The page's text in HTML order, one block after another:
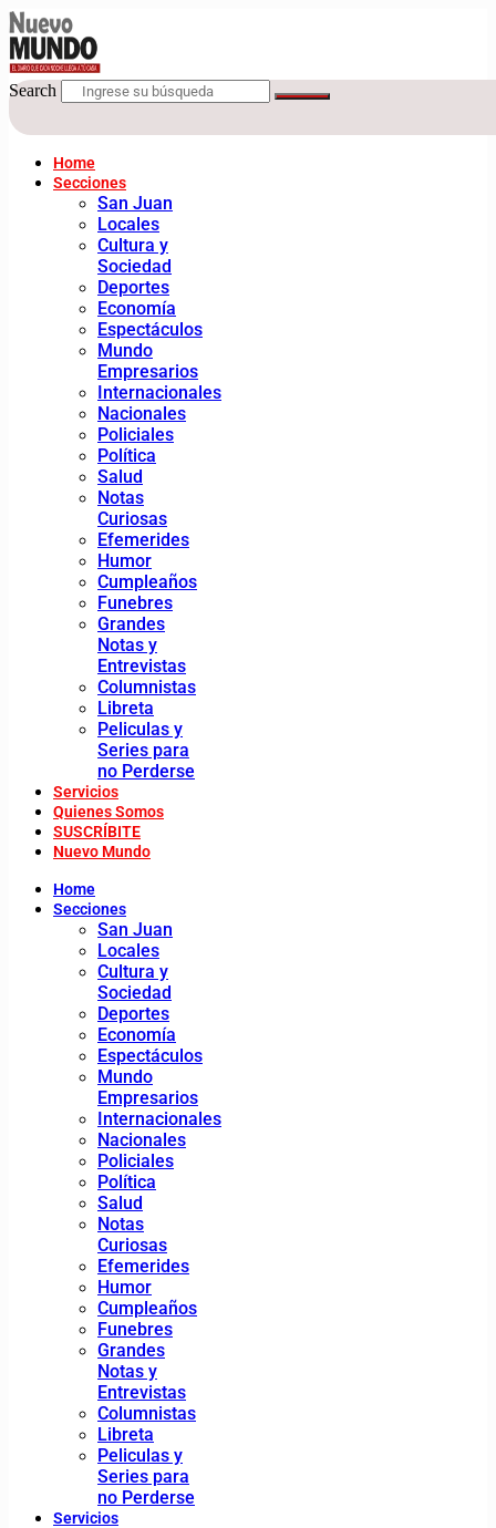
Search
Home
Secciones
San Juan
Locales
Cultura y
Sociedad
Deportes
Economía
Espectáculos
Mundo
Empresarios
Internacionales
Nacionales
Policiales
Política
Salud
Notas
Curiosas
Efemerides
Humor
Cumpleaños
Funebres
Grandes
Notas y
Entrevistas
Columnistas
Libreta
Peliculas y
Series para
no Perderse
Servicios
Quienes Somos
SUSCRÍBITE
Nuevo Mundo
Home
Secciones
San Juan
Locales
Cultura y
Sociedad
Deportes
Economía
Espectáculos
Mundo
Empresarios
Internacionales
Nacionales
Policiales
Política
Salud
Notas
Curiosas
Efemerides
Humor
Cumpleaños
Funebres
Grandes
Notas y
Entrevistas
Columnistas
Libreta
Peliculas y
Series para
no Perderse
Servicios